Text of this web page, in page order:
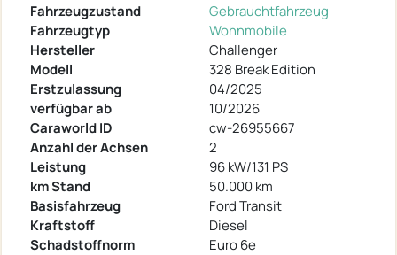
Fahrzeugzustand
Gebrauchtfahrzeug
Fahrzeugtyp
Wohnmobile
Hersteller
Challenger
Modell
328 Break Edition
Erstzulassung
04/2025
verfügbar ab
10/2026
Caraworld ID
cw-26955667
Anzahl der Achsen
2
Leistung
96 kW/131 PS
km Stand
50.000 km
Basisfahrzeug
Ford Transit
Kraftstoff
Diesel
Schadstoffnorm
Euro 6e